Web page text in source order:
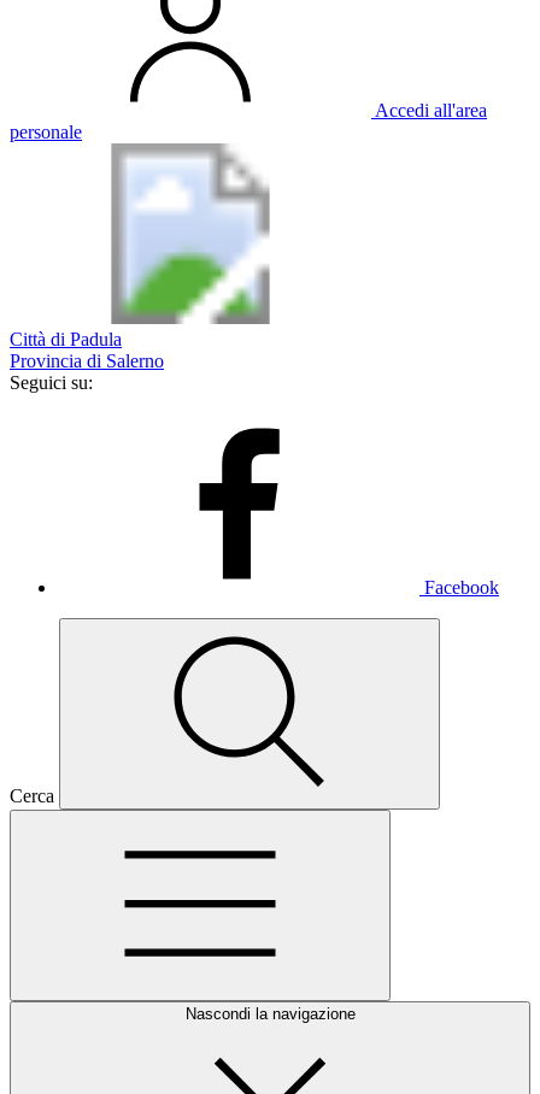
Accedi all'area
personale
Città di Padula
Provincia di Salerno
Seguici su:
Facebook
Cerca
Nascondi la navigazione